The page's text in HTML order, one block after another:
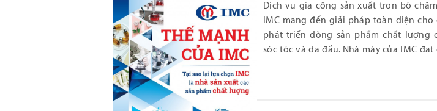
Dịch vụ gia công sản xuất trọn bộ
IMC mang đến giải pháp toàn diện
phát triển dòng sản phẩm chất lượng
sóc tóc và da đầu. Nhà máy của IMC đạt